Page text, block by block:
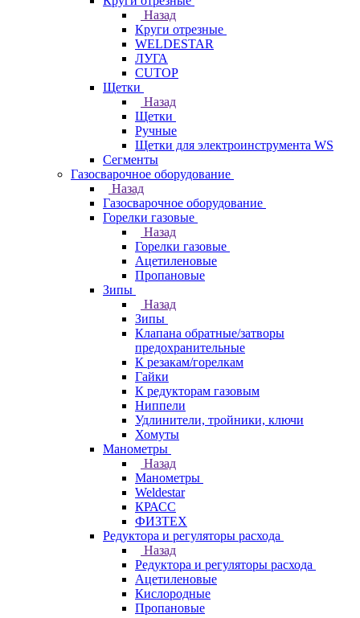
Назад
Круги отрезные
WELDESTAR
ЛУГА
CUTOP
Щетки
Назад
Щетки
Ручные
Щетки для электроинструмента WS
Сегменты
Газосварочное оборудование
Назад
Газосварочное оборудование
Горелки газовые
Назад
Горелки газовые
Ацетиленовые
Пропановые
Зипы
Назад
Зипы
Клапана обратные/затворы
предохранительные
К резакам/горелкам
Гайки
К редукторам газовым
Ниппели
Удлинители, тройники, ключи
Хомуты
Манометры
Назад
Манометры
Weldestar
КРАСС
ФИЗТЕХ
Редуктора и регуляторы расхода
Назад
Редуктора и регуляторы расхода
Ацетиленовые
Кислородные
Пропановые